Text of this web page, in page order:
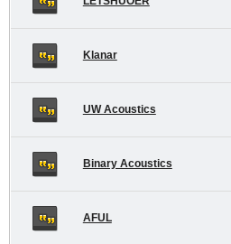
Klanar
UW Acoustics
Binary Acoustics
AFUL